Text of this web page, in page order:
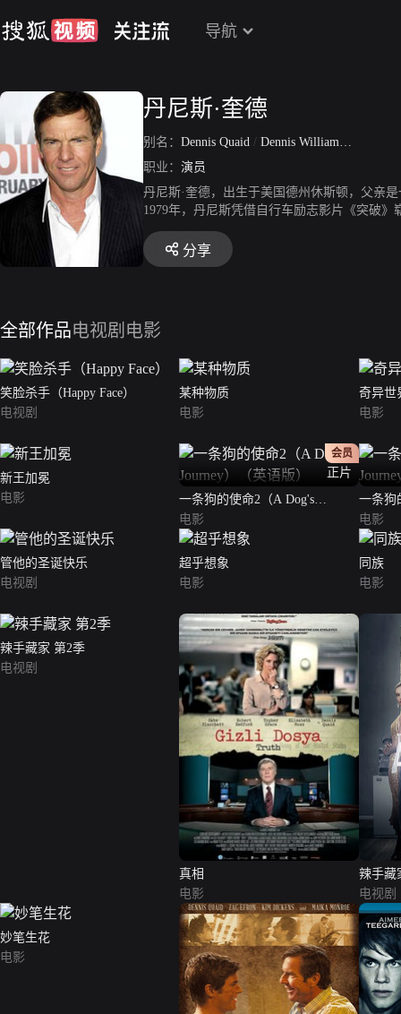
导航
丹尼斯·奎德
别名： Dennis Quaid / Dennis William Quaid
职业： 演员
丹尼斯·奎德，出生于美国德州休斯顿，父亲
1979年，丹尼斯凭借自行车励志影片《突破
雄》、《天启四骑士》、《特种部队：眼镜
分享
全部作品电视剧 电影
笑脸杀手（Happy Face）
电视剧
某种物质
电影
奇异世
电影
新王加冕
电影
正片
会员
一条狗的使命2（A Dog's
Journey）（英语版）
电影
一条狗
电影
管他的圣诞快乐
电视剧
超乎想象
电影
同族
电影
辣手藏家 第2季
电视剧
真相
电影
辣手藏
电视剧
妙笔生花
电影